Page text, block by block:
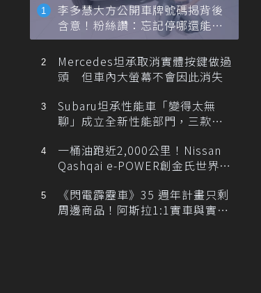
李多慧大方公開車牌號碼揭背後
含意！粉絲讚：忘記停哪還能幫
忙找車
Mercedes坦承取消實體按鍵做過
頭 但車內大螢幕不會因此消失
Subaru坦承性能車「變得太無
聊」成立全新性能部門，三款手
一桶油跑近2,000公里！Nissan
Qashqai e-POWER創金氏世界紀
《閃電霹靂車》35 週年計畫只剩
周邊商品！阿斯拉1:1實車與實體